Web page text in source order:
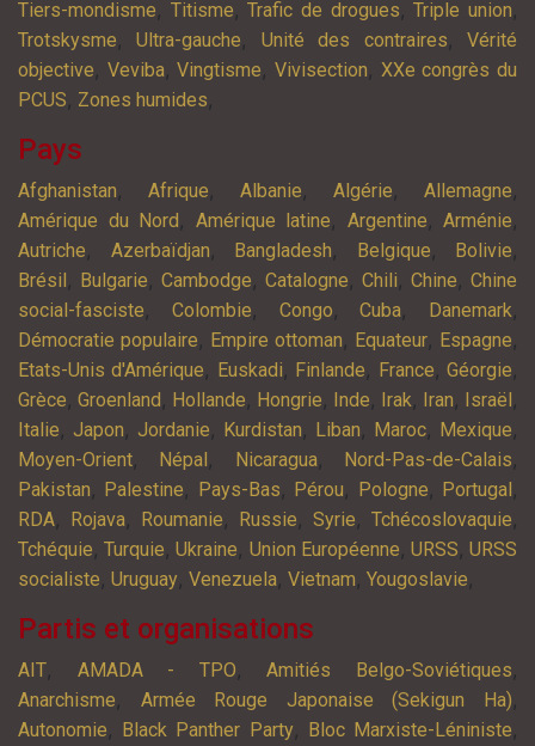
Tiers-mondisme, Titisme,Trafic de drogues,Triple union,
Trotskysme,Ultra-gauche, Unité des contraires,Vérité
objective, Veviba,Vingtisme,Vivisection, XXe congrès du
PCUS, Zones humides,
Pays
Afghanistan, Afrique, Albanie, Algérie, Allemagne,
Amérique du Nord , Amérique latine, Argentine, Arménie,
Autriche, Azerbaïdjan, Bangladesh, Belgique, Bolivie,
Brésil , Bulgarie, Cambodge, Catalogne, Chili, Chine, Chine
social-fasciste, Colombie, Congo,Cuba, Danemark,
Démocratie populaire, Empire ottoman, Equateur, Espagne,
Etats-Unis d'Amérique, Euskadi, Finlande, France,Géorgie,
Grèce, Groenland , Hollande, Hongrie, Inde, Irak, Iran, Israël ,
Italie, Japon, Jordanie, Kurdistan, Liban, Maroc, Mexique,
Moyen-Orient, Népal , Nicaragua, Nord-Pas-de-Calais,
Pakistan, Palestine, Pays-Bas, Pérou, Pologne, Portugal ,
RDA, Rojava, Roumanie, Russie, Syrie, Tchécoslovaquie,
Tchéquie,Turquie,Ukraine, Union Européenne, URSS,URSS
socialiste, Uruguay, Venezuela, Vietnam, Yougoslavie,
Partis et organisations
AIT, AMADA - TPO,Amitiés Belgo-Soviétiques,
Anarchisme, Armée Rouge Japonaise (Sekigun Ha),
Autonomie, Black Panther Party, Bloc Marxiste-Léniniste,